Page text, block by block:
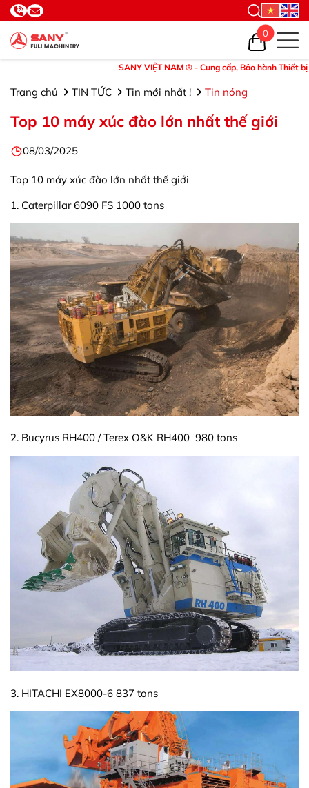
SANY VIỆT NAM ® - Cung cấp, Bảo hành Thiết bị và Phụ
0
Trang chủ TIN TỨC Tin mới nhất ! Tin nóng
Top 10 máy xúc đào lớn nhất thế giới
08/03/2025
Top 10 máy xúc đào lớn nhất thế giới
1. Caterpillar 6090 FS 1000 tons
2. Bucyrus RH400 / Terex O&K RH400 980 tons
3. HITACHI EX8000-6 837 tons